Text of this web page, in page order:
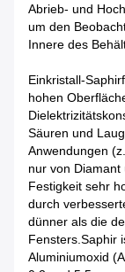
Abrieb- und
um den
Innere des
Einkristall-
hohen
Säuren und
Anwendungen
nur von
Festigkeit sehr
durch
dünner als die
Fensters.Saphir
Aluminiumoxid